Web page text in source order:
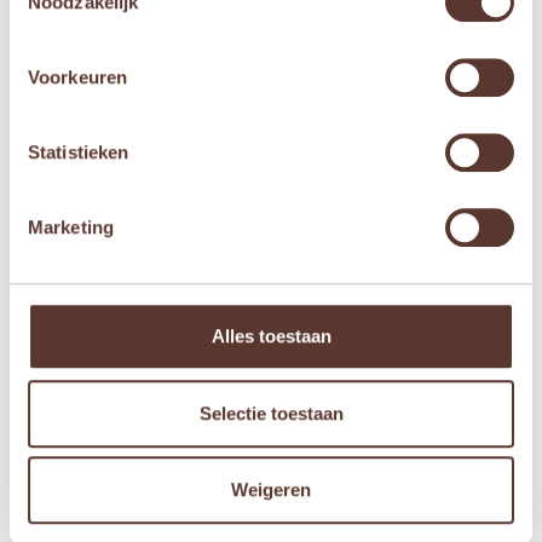
Voorkeuren
Statistieken
Marketing
Alles toestaan
Selectie toestaan
Weigeren
browser voor de volgende keer wanneer ik een
Gerelateerde producten
Mini’s – Braadpan Met
Janod Zen –